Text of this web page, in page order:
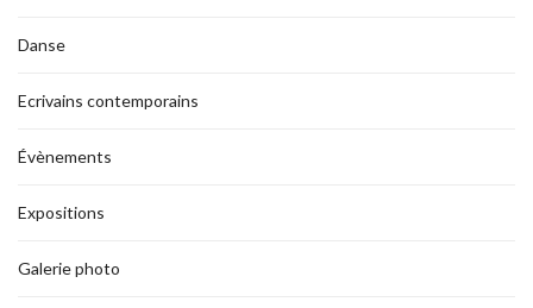
Danse
Ecrivains contemporains
Évènements
Expositions
Galerie photo